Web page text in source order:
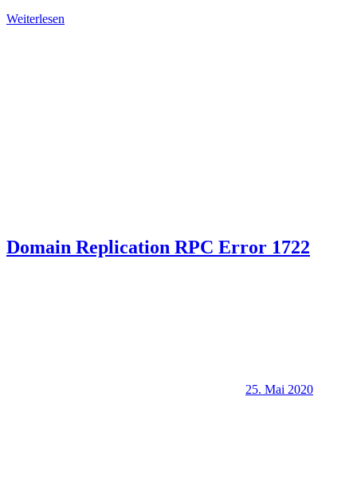
Weiterlesen
Domain Replication RPC Error 1722
25. Mai 2020